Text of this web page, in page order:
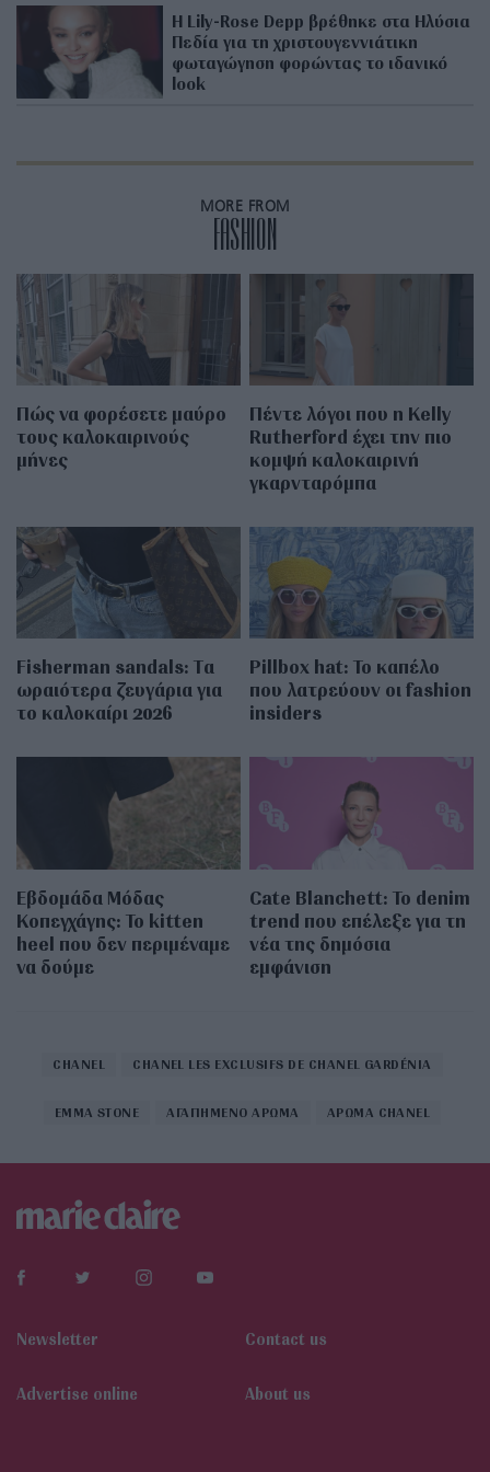
Η Lily-Rose Depp βρέθηκε στα Ηλύσια
Πεδία για τη χριστουγεννιάτικη
φωταγώγηση φορώντας το ιδανικό
look
MORE FROM
FASHION
Πώς να φορέσετε μαύρο
τους καλοκαιρινούς
μήνες
Πέντε λόγοι που η Kelly
Rutherford έχει την πιο
κομψή καλοκαιρινή
γκαρνταρόμπα
Fisherman sandals: Tα
ωραιότερα ζευγάρια για
το καλοκαίρι 2026
Pillbox hat: Το καπέλο
που λατρεύουν οι fashion
insiders
Εβδομάδα Μόδας
Κοπεγχάγης: Το kitten
heel που δεν περιμέναμε
να δούμε
Cate Blanchett: Το denim
trend που επέλεξε για τη
νέα της δημόσια
εμφάνιση
CHANEL CHANEL LES EXCLUSIFS DE CHANEL GARDÉNIA
EMMA STONE ΑΓΑΠΗΜΕΝΟ ΑΡΩΜΑ ΑΡΩΜΑ CHANEL
Newsletter Contact us
Αdvertise online About us